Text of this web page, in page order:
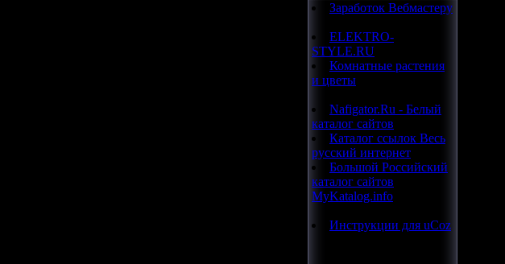
Заработок Вебмастеру
ELEKTRO-
STYLE.RU
Комнатные растения
и цветы
Nafigator.Ru - Белый
каталог сайтов
Каталог ссылок Весь
русский интернет
Большой Российский
каталог сайтов
MyKatalog.info
Инструкции для uCoz